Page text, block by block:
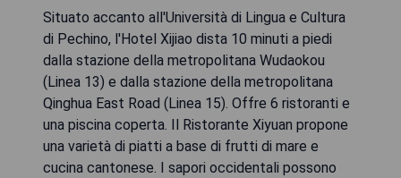
Situato accanto all'Università di Lingua e Cultura
di Pechino, l'Hotel Xijiao dista 10 minuti a piedi
dalla stazione della metropolitana Wudaokou
(Linea 13) e dalla stazione della metropolitana
Qinghua East Road (Linea 15). Offre 6 ristoranti e
una piscina coperta. Il Ristorante Xiyuan propone
una varietà di piatti a base di frutti di mare e
cucina cantonese. I sapori occidentali possono